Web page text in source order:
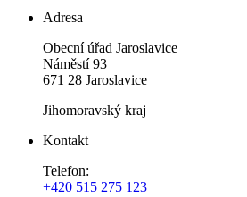
Adresa
Obecní úřad Jaroslavice
Náměstí 93
671 28 Jaroslavice
Jihomoravský kraj
Kontakt
Telefon:
+420 515 275 123